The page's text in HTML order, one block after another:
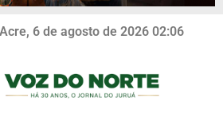
6 de agosto de 2026 02:06